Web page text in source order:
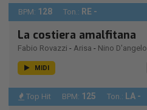
BPM: 128 Ton.: RE -
La costiera amalfitana
Fabio Rovazzi - Arisa - Nino D'angelo
MIDI
Top Hit BPM: 125 Ton.: LA -